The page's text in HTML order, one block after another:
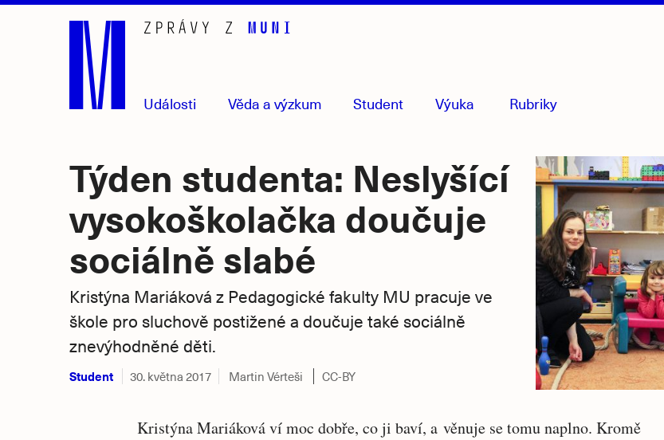
Události Věda a výzkum Student Výuka Rubriky
Týden studenta: Neslyšící
vysokoškolačka doučuje
sociálně slabé
Kristýna Mariáková z Pedagogické fakulty MU pracuje ve
škole pro sluchově postižené a doučuje také sociálně
znevýhodněné děti.
Student 30. května 2017 Martin Vérteši CC-BY
Kristýna Mariáková ví moc dobře, co ji baví, a věnuje se tomu naplno. Kromě